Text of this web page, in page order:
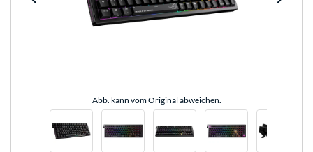
Abb. kann vom Original abweichen.